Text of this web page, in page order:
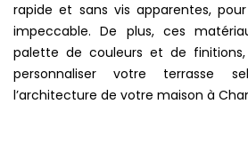
rapide et sans vis apparentes,
impeccable. De plus, ces
palette de couleurs et de
personnaliser votre terrasse
l’architecture de votre maison à